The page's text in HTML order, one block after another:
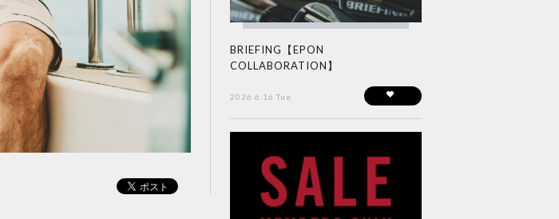
BRIEFING【EPON
COLLABORATION】
2026.6.16 Tue